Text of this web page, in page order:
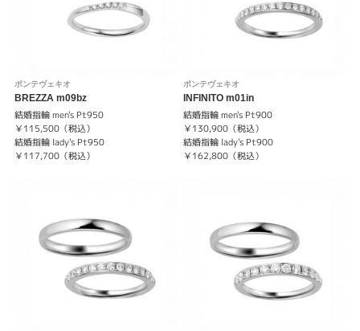
ポンテヴェキオ
BREZZA m09bz
結婚指輪 men's Pt950
￥115,500（税込）
結婚指輪 lady's Pt950
￥117,700（税込）
ポンテヴェキオ
INFINITO m01in
結婚指輪 men's Pt900
￥130,900（税込）
結婚指輪 lady's Pt900
￥162,800（税込）